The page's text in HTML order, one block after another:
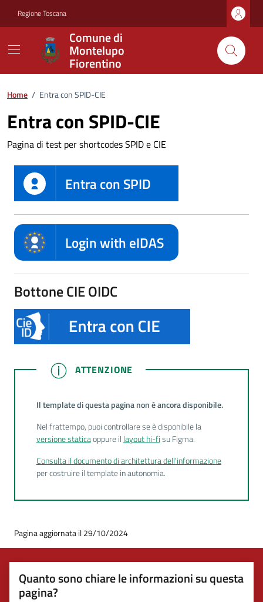
Regione Toscana
Comune di
Montelupo
Fiorentino
Home / Entra con SPID-CIE
Entra con SPID-CIE
Pagina di test per shortcodes SPID e CIE
Entra con SPID
Login with eIDAS
Bottone CIE OIDC
ATTENZIONE
ATTENZIONE
Il template di questa pagina non è ancora disponibile.
Nel frattempo, puoi controllare se è disponibile la
versione staticaoppure il layout hi-fisu Figma.
Consulta il documento di architettura dell'informazione
per costruire il template in autonomia.
Pagina aggiornata il 29/10/2024
Quanto sono chiare le informazioni su questa
pagina?